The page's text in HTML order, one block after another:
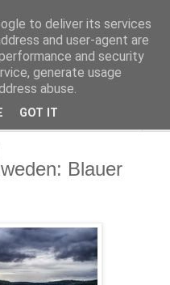
Saale
Blauer
to deliver its services
and user-agent are
and security
generate usage
abuse.
GOT IT